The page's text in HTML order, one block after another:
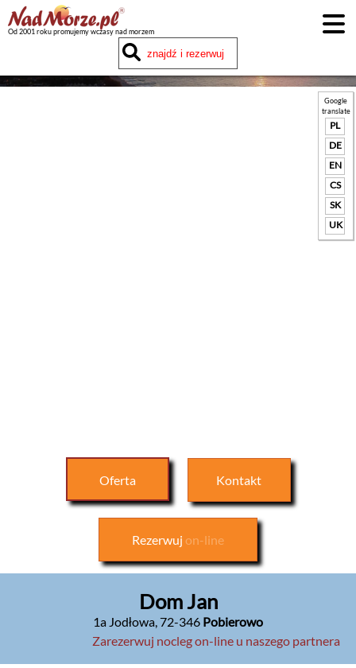
Od 2001 roku promujemy wczasy nad morzem
Google
translate
PL
DE
EN
CS
SK
UK
Oferta Kontakt
Rezerwuj on-line
Dom Jan
1a Jodłowa,72-346 Pobierowo
Zarezerwuj nocleg on-line u naszego partnera